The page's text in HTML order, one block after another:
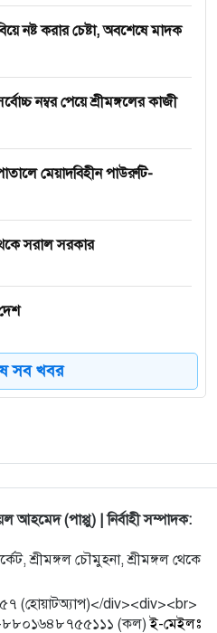
নষ্ট করার চেষ্টা, অবশেষে মাদক
নম্বর পেয়ে শ্রীমঙ্গলের কাজী
মেয়াদবিহীন পাউরুটি-
সরাল সরকার
ফ্রিল্যান্সার তৈরির হিড়িক
সব শিক্ষাপ্রতিষ্ঠানে ছুটি
সব খবর
(পাপ্পু) | নির্বাহী সম্পাদক:
শ্রীমঙ্গল চৌমুহনা, শ্রীমঙ্গল থেকে
(হোয়াটঅ্যাপ)</div><div><br>
+৮৮০১৬৪৮৭৫৫১১১ (কল)ই-মেইলঃ